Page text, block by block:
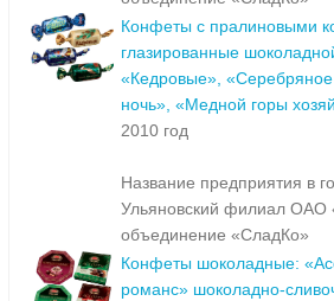
Конфеты с пралиновыми
глазированные
«Кедровые»,
ночь», «Медной горы
2010 год
Название предприятия в
Ульяновский филиал ОАО
объединение «СладКо»
Конфеты шоколадные:
романс» шоколадно-